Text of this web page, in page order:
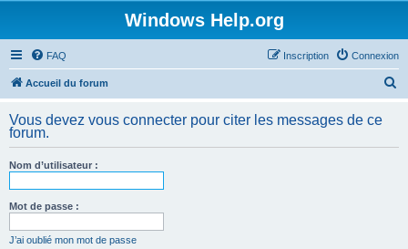
Windows Help.org
FAQ Connexion
Inscription
Accueil du forum
h
Vous devez vous connecter pour citer les messages de ce
forum.
Nom d’utilisateur :
Mot de passe :
J’ai oublié mon mot de passe